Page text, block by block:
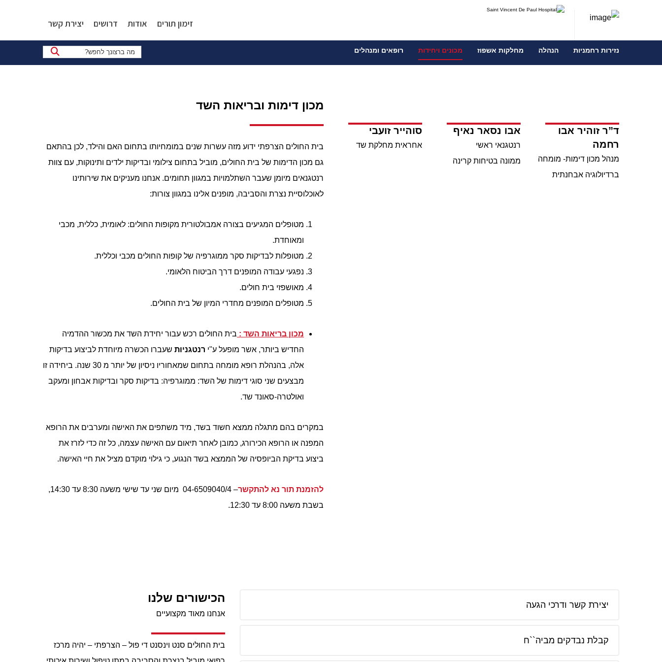
זימון תורים אודות דרושים יצירת קשר
נזירות רחמניות הנהלה מחלקות אשפוז מכונים ויחידות רופאים ומנהלים
מכון דימות ובריאות השד
בית החולים הצרפתי ידוע מזה עשרות שנים במומחיותו בתחום האם והילד, לכן בהתאם
גם מכון הדימות של בית החולים, מוביל בתחום צילומי ובדיקות ילדים ותינוקות, עם צוות
רנטגנאים מיומן שעבר השתלמויות במגוון תחומים. אנחנו מעניקים את שירותינו
לאוכלוסיית נצרת והסביבה, מופנים אלינו במגוון צורות:
מטופלים המגיעים בצורה אמבולטורית מקופות החולים: לאומית, כללית, מכבי
ומאוחדת.
מטופלות לבדיקות סקר ממוגרפיה של קופות החולים מכבי וכללית.
נפגעי עבודה המופנים דרך הביטוח הלאומי.
מאושפזי בית חולים.
מטופלים המופנים מחדרי המיון של בית החולים.
מכון בריאות השד : בית החולים רכש עבור יחידת השד את מכשור ההדמיה
החדיש ביותר, אשר מופעל ע"י רנטגניות שעברו הכשרה מיוחדת לביצוע בדיקות
אלה, בהנהלת רופא מומחה בתחום שמאחוריו ניסיון של יותר מ 30 שנה.
ביחידה זו
מבצעים שני סוגי דימות של השד: ממוגרפיה: בדיקות סקר ובדיקות אבחון ומעקב
ואולטרה-סאונד שד.
במקרים בהם מתגלה ממצא חשוד בשד, מיד משתפים את האישה ומערבים את הרופא
המפנה או הרופא הכירורג, כמובן לאחר תיאום עם האישה עצמה, כל זה כדי לזרז את
ביצוע בדיקת הביופסיה של הממצא בשד הנגוע, כי גילוי מוקדם מציל את חיי האישה.
להזמנת תור נא להתקשר
– 04-6509040/4 מיום שני עד שישי משעה 8:30 עד 14:30,
בשבת משעה 8:00 עד 12:30.
סוהייר זועבי
אחראית מחלקת שד
אבו נסאר נאיף
רנטגנאי ראשי
ממונה בטיחות קרינה
ד”ר זוהיר אבו
רחמה
מנהל מכון דימות- מומחה
ברדיולוגיה אבחנתית
הכישורים שלנו
אנחנו מאוד מקצועיים
בית החולים סנט וינסנט די פול – הצרפתי – יהיה מרכז
יצירת קשר ודרכי הגעה
קבלת נבדקים מביה``ח